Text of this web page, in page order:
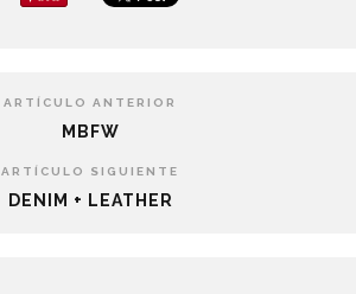
ARTÍCULO ANTERIOR
MBFW
ARTÍCULO SIGUIENTE
DENIM + LEATHER